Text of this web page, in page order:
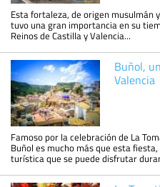
Esta fortaleza, de origen musulmán
tuvo una gran importancia en su
Reinos de Castilla y Valencia...
Buñol,
Valencia
Famoso por la celebración de La
Buñol es mucho más que esta
turística que se puede disfrutar